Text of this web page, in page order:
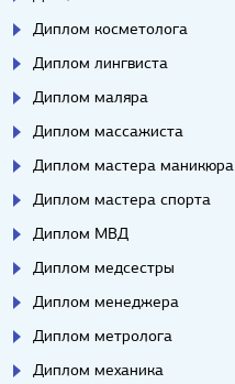
Диплом косметолога
Диплом лингвиста
Диплом маляра
Диплом массажиста
Диплом мастера маникюра
Диплом мастера спорта
Диплом МВД
Диплом медсестры
Диплом менеджера
Диплом метролога
Диплом механика